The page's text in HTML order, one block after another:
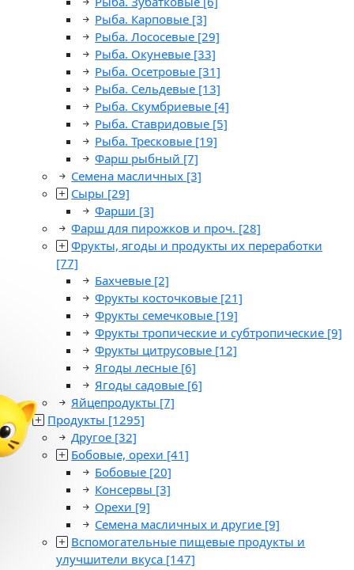
Рыба. Карповые [3]
Рыба. Лососевые [29]
Рыба. Окуневые [33]
Рыба. Осетровые [31]
Рыба. Сельдевые [13]
Рыба. Скумбриевые [4]
Рыба. Ставридовые [5]
Рыба. Тресковые [19]
Фарш рыбный [7]
Семена масличных [3]
Сыры [29]
Фарши [3]
Фарш для пирожков и проч. [28]
Фрукты, ягоды и продукты их переработки
[77]
Бахчевые [2]
Фрукты косточковые [21]
Фрукты семечковые [19]
Фрукты тропические и субтропические [9]
Фрукты цитрусовые [12]
Ягоды лесные [6]
Ягоды садовые [6]
Яйцепродукты [7]
Продукты [1295]
Другое [32]
Бобовые, орехи [41]
Бобовые [20]
Консервы [3]
Орехи [9]
Семена масличных и другие [9]
Вспомогательные пищевые продукты и
улучшители вкуса [147]